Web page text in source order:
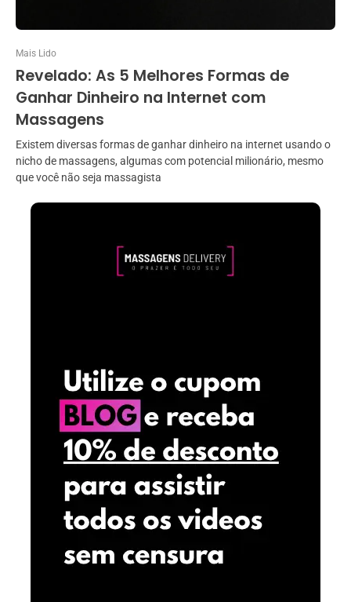
Mais Lido
Revelado: As 5 Melhores Formas de
Ganhar Dinheiro na Internet com
Massagens
Existem diversas formas de ganhar dinheiro na internet usando o
nicho de massagens, algumas com potencial milionário, mesmo
que você não seja massagista